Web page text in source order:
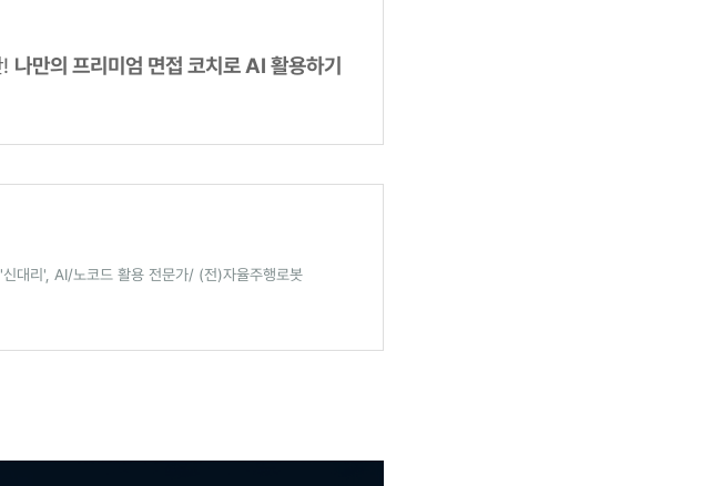
나만의 프리미엄 면접 코치로 AI 활용하기
대리', AI/노코드 활용 전문가/ (전)자율주행로봇